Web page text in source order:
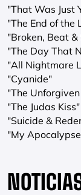
"That Was Just
"The End of the
"Broken, Beat
"The Day That
"All Nightmare
"Cyanide"
"The Unforgiven
"The Judas Kiss"
"Suicide &
"My